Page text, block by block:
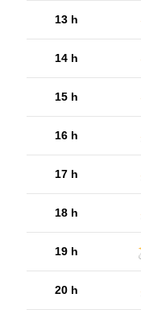
13 h
14 h
15 h
16 h
17 h
18 h
19 h
20 h